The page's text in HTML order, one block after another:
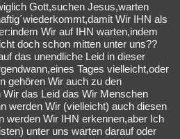
Gott,suchen Jesus,warten
Wir IHN als
Wir auf IHN warten,indem
doch schon mitten unter uns??
das unendliche Leid in dieser
Tages vielleicht,oder
gehören Wir auch zu den
Wir das Leid das Wir Menschen
werden Wir (vielleicht) auch diesen
werden Wir IHN erkennen,aber Ich
unter uns warten darauf oder